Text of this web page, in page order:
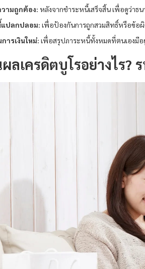
ามถูกต้อง: หลังจากชำระหนี้เสร็จสิ้น เพื่อดูว่าธ
แปลกปลอม: เพื่อป้องกันการถูกสวมสิทธิ์หรือข้
ารเงินใหม่: เพื่อสรุปภาระหนี้ทั้งหมดที่ตนเองมีอ
ลเครดิตบูโรอย่างไร?